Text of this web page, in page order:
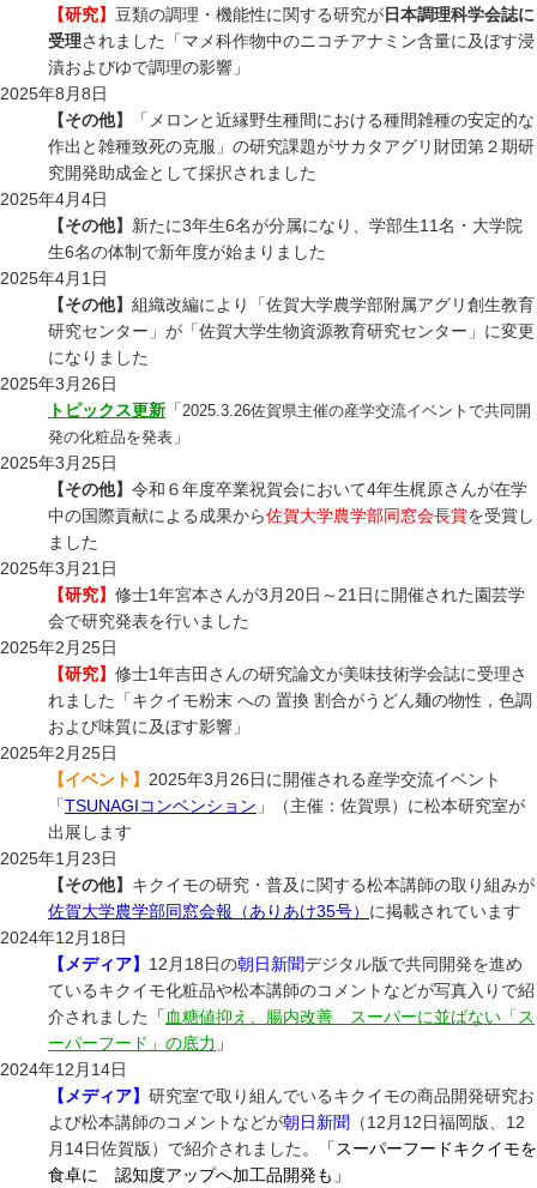
【研究】 豆類の調理・機能性に関する研究が日本調理科学会誌に
受理されました「マメ科作物中のニコチアナミン含量に及ぼす浸
漬およびゆで調理の影響」
2025年8月8日
【その他】
「メロンと近縁野生種間における種間雑種の安定的な
作出と雑種致死の克服」の研究課題がサカタアグリ財団第２期研
究開発助成金として採択されました
2025年4月4日
【その他】 新たに3年生6名が分属になり、学部生11名・大学院
生6名の体制で新年度が始まりました
2025年4月1日
【その他】 組織改編により「佐賀大学農学部附属アグリ創生教育
研究センター」が「佐賀大学生物資源教育研究センター」に変更
になりました
2025年3月26日
トピックス更新 「2025.3.26佐賀県主催の産学交流イベントで共同開
発の化粧品を発表 」
2025年3月25日
【その他】 令和６年度卒業祝賀会において4年生梶原さんが在学
中の国際貢献による成果から佐賀大学農学部同窓会長賞を受賞し
ました
2025年3月21日
【研究】 修士1年宮本さんが3月20日～21日に開催された園芸学
会で研究発表を行いました
2025年2月25日
【研究】 修士1年吉田さんの研究論文が美味技術学会誌に受理さ
れました「キクイモ粉末 への 置換 割合がうどん麺の物性，色調
および味質に及ぼす影響」
2025年2月25日
【イベント】 2025年3月26日に開催される産学交流イベント
「TSUNAGIコンベンション 」（主催：佐賀県）に松本研究室が
出展します
2025年1月23日
【その他】 キクイモの研究・普及に関する松本講師の取り組みが
佐賀大学農学部同窓会報（ありあけ35号） に掲載されています
2024年12月18日
【メディア】 12月18日の朝日新聞デジタル版で共同開発を進め
ているキクイモ化粧品や松本講師のコメントなどが写真入りで紹
介されました
「 血糖値抑え、腸内改善 スーパーに並ばない「ス
ーパーフード」の底力 」
2024年12月14日
【メディア】 研究室で取り組んでいるキクイモの商品開発研究お
よび松本講師のコメントなどが朝日新聞 （12月12日福岡版、12
月14日佐賀版）で紹介されました 。「スーパーフードキクイモを
食卓に 認知度アップへ加工品開発も」